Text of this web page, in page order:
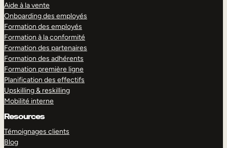
Aide à la vente
Onboarding des employés
Formation des employés
Formation à la conformité
Formation des partenaires
Formation des adhérents
Formation première ligne
Planification des effectifs
Upskilling & reskilling
Mobilité interne
Resources
Témoignages clients
Blog